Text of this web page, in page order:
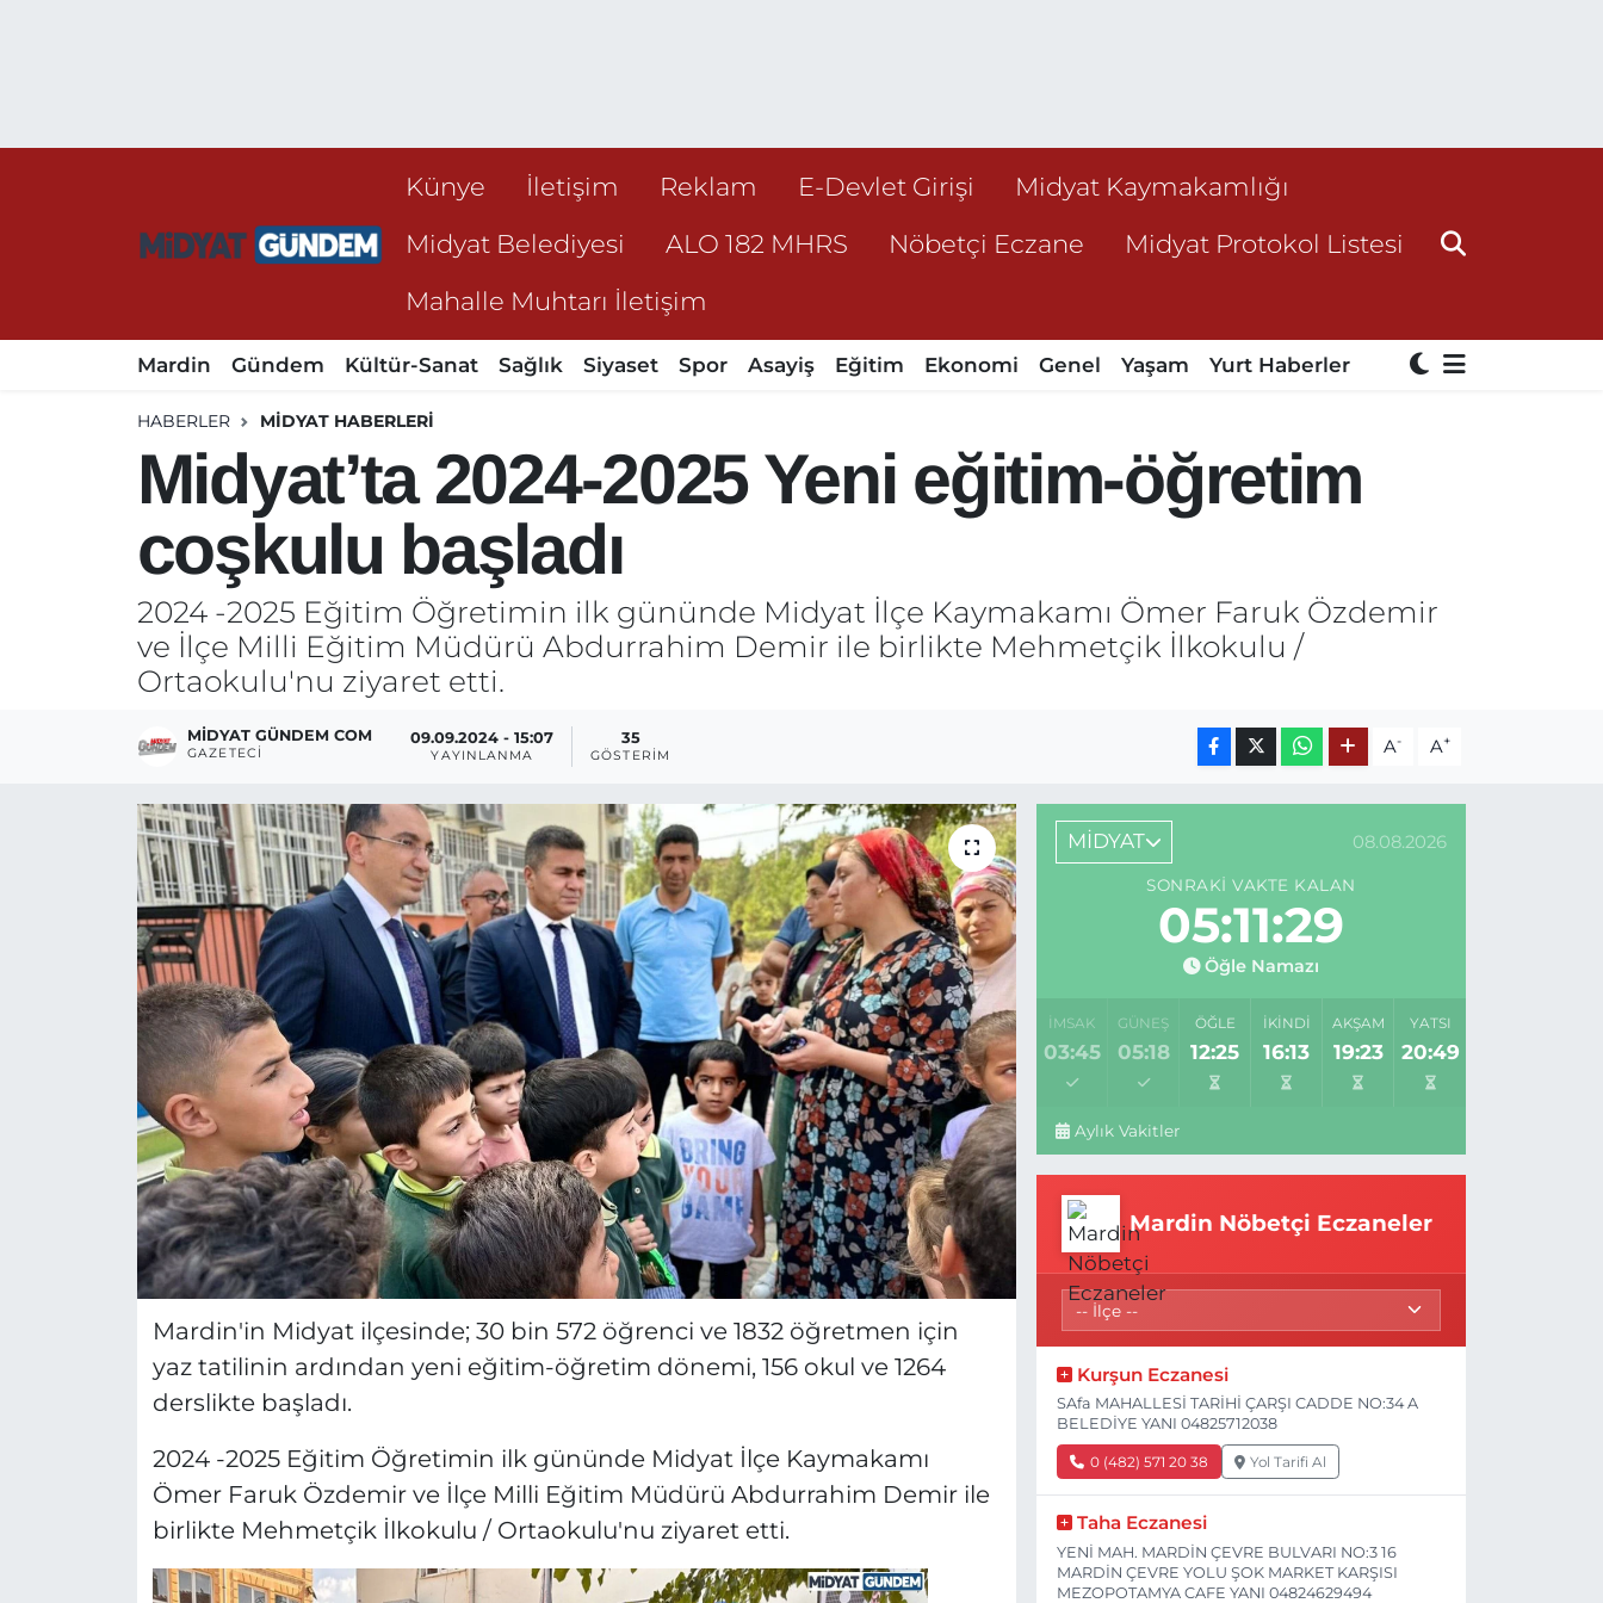
Künye İletişim Reklam E-Devlet Girişi
Midyat Kaymakamlığı
Midyat Belediyesi
ALO 182 MHRS Nöbetçi Eczane
Midyat Protokol Listesi
Mahalle Muhtarı İletişim
Mardin Gündem Kültür-Sanat Sağlık Siyaset Spor Asayiş Eğitim Ekonomi Genel Yaşam Yurt Haberler
HABERLER MIDYAT HABERLERI
Midyat’ta 2024-2025 Yeni eğitim-öğretim
coşkulu başladı
2024 -2025 Eğitim Öğretimin ilk gününde Midyat İlçe Kaymakamı Ömer Faruk Özdemir
ve İlçe Milli Eğitim Müdürü Abdurrahim Demir ile birlikte Mehmetçik İlkokulu /
Ortaokulu'nu ziyaret etti.
MIDYAT GÜNDEM COM
GAZETECI
09.09.2024 - 15:07
YAYINLANMA
35
GÖSTERIM A- A+
Mardin'in Midyat ilçesinde; 30 bin 572 öğrenci ve 1832 öğretmen için
yaz tatilinin ardından yeni eğitim-öğretim dönemi, 156 okul ve 1264
derslikte başladı.
2024 -2025 Eğitim Öğretimin ilk gününde Midyat İlçe Kaymakamı
Ömer Faruk Özdemir ve İlçe Milli Eğitim Müdürü Abdurrahim Demir ile
birlikte Mehmetçik İlkokulu / Ortaokulu'nu ziyaret etti.
MİDYAT 08.08.2026
SONRAKI VAKTE KALAN
05:11:29
Öğle Namazı
İMSAK
03:45
GÜNEŞ
05:18
ÖĞLE
12:25
İKINDI
16:13
AKŞAM
19:23
YATSI
20:49
Aylık Vakitler
Mardin Nöbetçi Eczaneler
Kurşun Eczanesi
SAfa MAHALLESİ TARİHİ ÇARŞI CADDE NO:34 A
BELEDİYE YANI 04825712038
0 (482) 571 20 38 Yol Tarifi Al
Taha Eczanesi
YENİ MAH. MARDİN ÇEVRE BULVARI NO:3 16
MARDİN ÇEVRE YOLU ŞOK MARKET KARŞISI
MEZOPOTAMYA CAFE YANI 04824629494